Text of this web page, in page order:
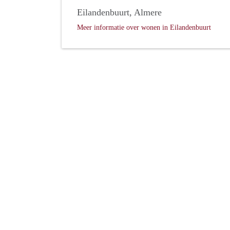
Eilandenbuurt, Almere
Meer informatie over wonen in Eilandenbuurt